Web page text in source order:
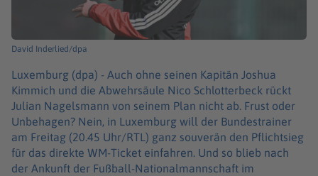
David Inderlied/dpa
Luxemburg (dpa) - Auch ohne seinen Kapitän Joshua
Kimmich und die Abwehrsäule Nico Schlotterbeck rückt
Julian Nagelsmann von seinem Plan nicht ab. Frust oder
Unbehagen? Nein, in Luxemburg will der Bundestrainer
am Freitag (20.45 Uhr/RTL) ganz souverän den Pflichtsieg
für das direkte WM-Ticket einfahren. Und so blieb nach
der Ankunft der Fußball-Nationalmannschaft im